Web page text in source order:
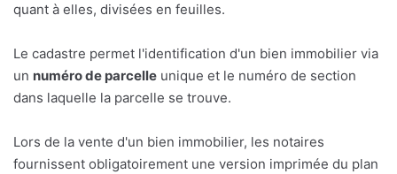
quant à elles, divisées en feuilles.
Le cadastre permet l'identification d'un bien immobilier via
un numéro de parcelle unique et le numéro de section
dans laquelle la parcelle se trouve.
Lors de la vente d'un bien immobilier, les notaires
fournissent obligatoirement une version imprimée du plan